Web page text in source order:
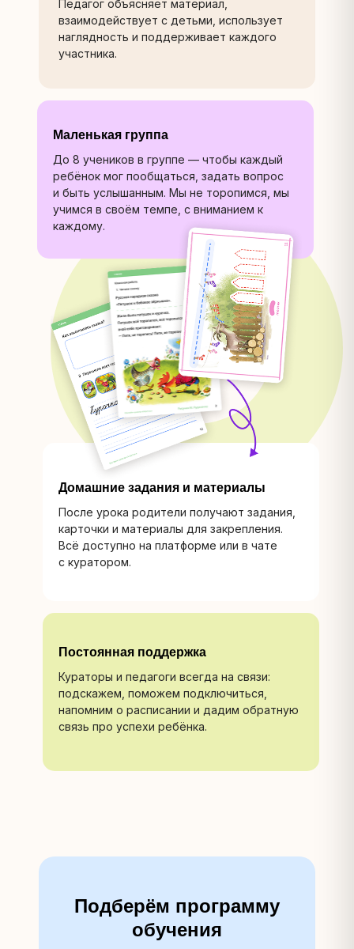
Педагог объясняет материал,
взаимодействует с детьми, использует
наглядность и поддерживает каждого
участника.
До 8 учеников в группе — чтобы каждый
ребёнок мог пообщаться, задать вопрос
и быть услышанным. Мы не торопимся, мы
учимся в своём темпе, с вниманием к
каждому.
Маленькая группа
После урока родители получают задания,
карточки и материалы для закрепления.
Всё доступно на платформе или в чате
с куратором.
Домашние задания и материалы
Кураторы и педагоги всегда на связи:
подскажем, поможем подключиться,
напомним о расписании и дадим обратную
связь про успехи ребёнка.
Постоянная поддержка
Подберём программу
обучения